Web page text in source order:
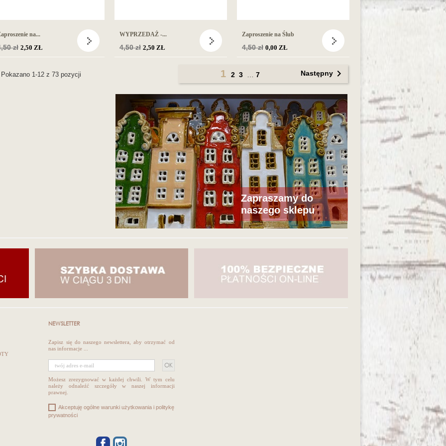
na...
zł 2,50 ZŁ
WYPRZEDAŻ -...
Cena
4,50 zł 2,50 ZŁ
Zaproszenie na Ślub
Cena
4,50 zł 0,00 ZŁ
Pokazano 1-12 z 73 pozycji 123 7 Następny
Zapraszamy do
naszego sklepu
NEWSLETTER
Zapisz się do naszego newslettera, aby otrzymać od
nas informacje ...
Możesz zrezygnować w każdej chwili. W tym celu
należy odnaleźć szczegóły w naszej informacji
prawnej.
Akceptuję ogólne warunki użytkowania i politykę
prywatności
FACEBOOK